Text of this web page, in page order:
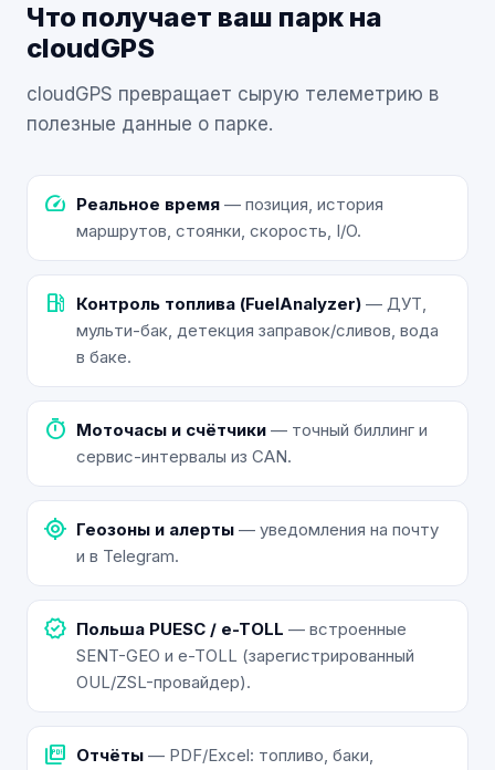
Что получает ваш парк на
cloudGPS
cloudGPS превращает сырую телеметрию в
полезные данные о парке.
speed Реальное время — позиция, история
маршрутов, стоянки, скорость, I/O.
local_gas_station Контроль топлива (FuelAnalyzer) — ДУТ,
мульти-бак, детекция заправок/сливов, вода
в баке.
timer Моточасы и счётчики — точный биллинг и
сервис-интервалы из CAN.
my_location Геозоны и алерты — уведомления на почту
и в Telegram.
verified Польша PUESC / e-TOLL — встроенные
SENT-GEO и e-TOLL (зарегистрированный
OUL/ZSL-провайдер).
picture_as_pdf Отчёты — PDF/Excel: топливо, баки,